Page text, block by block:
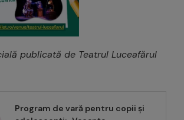
publicată de Teatrul Luceafărul
Program de vară pentru copii și